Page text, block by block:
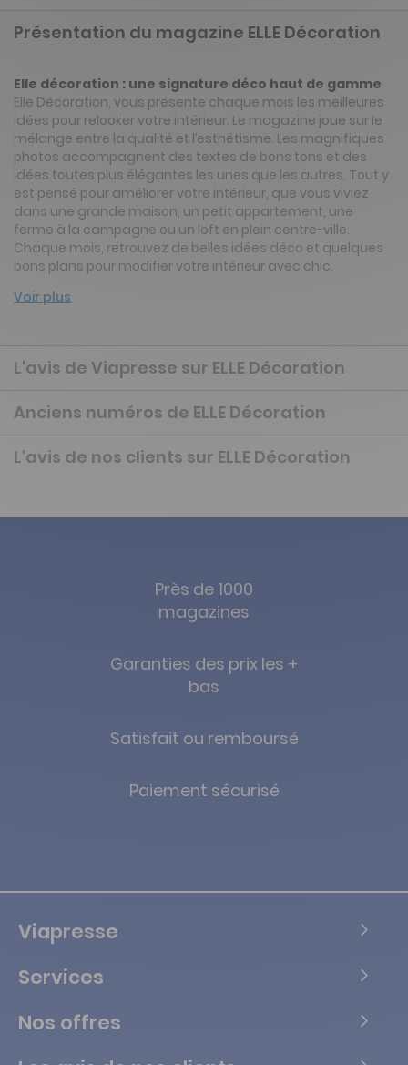
Présentation du magazine ELLE Décoration
Elle décoration : une signature déco haut de gamme
Elle Décoration, vous présente chaque mois les meilleures
idées pour relooker votre intérieur. Le magazine joue sur le
mélange entre la qualité et l’esthétisme. Les magnifiques
photos accompagnent des textes de bons tons et des
idées toutes plus élégantes les unes que les autres. Tout y
est pensé pour améliorer votre intérieur, que vous viviez
dans une grande maison, un petit appartement, une
ferme à la campagne ou un loft en plein centre-ville.
Chaque mois, retrouvez de belles idées déco et quelques
bons plans pour modifier votre intérieur avec chic.
Voir plus
L'avis de Viapresse sur ELLE Décoration
Anciens numéros de ELLE Décoration
L'avis de nos clients sur ELLE Décoration
Près de 1000
magazines
Garanties des prix les +
bas
Satisfait ou remboursé
Paiement sécurisé
Viapresse
Services
Nos offres